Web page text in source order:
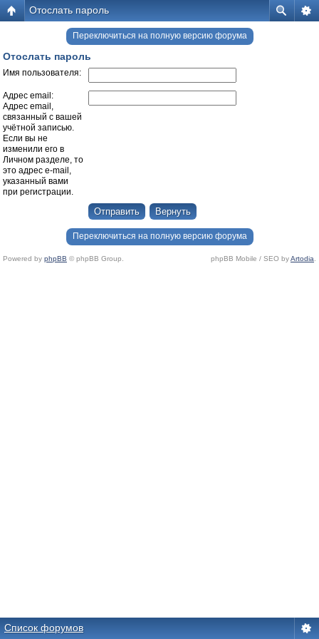
Отослать пароль
Переключиться на полную версию форума
Отослать пароль
Имя пользователя:
Адрес email:
Адрес email,
связанный с вашей
учётной записью.
Если вы не
изменили его в
Личном разделе, то
это адрес e-mail,
указанный вами
при регистрации.
Переключиться на полную версию форума
Powered by phpBB © phpBB Group. phpBB Mobile / SEO byArtodia
Список форумов